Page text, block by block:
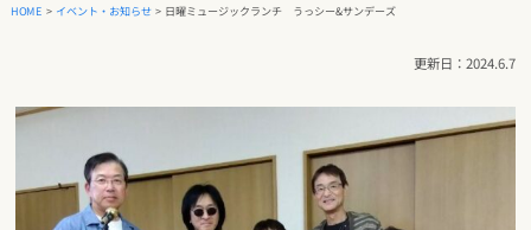
HOME > イベント・お知らせ > 日曜ミュージックランチ うっシー&サンデーズ
2024.6.7